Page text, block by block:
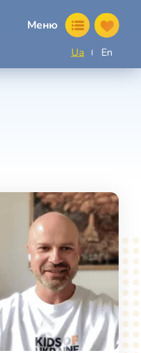
Меню
Ua En